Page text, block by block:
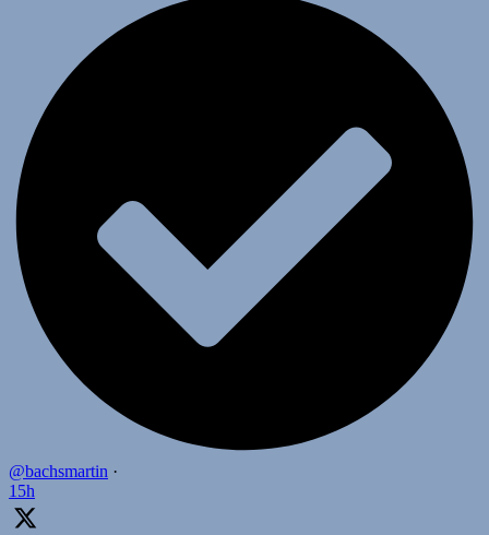
@bachsmartin ·
15h